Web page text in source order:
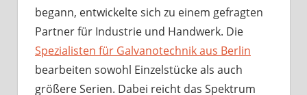
begann, entwickelte sich zu einem gefragten
Partner für Industrie und Handwerk. Die
Spezialisten für Galvanotechnik aus Berlin
bearbeiten sowohl Einzelstücke als auch
größere Serien. Dabei reicht das Spektrum